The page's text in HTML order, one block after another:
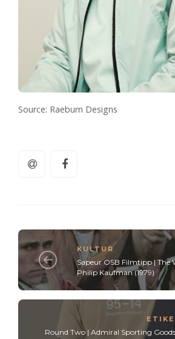
Source: Raeburn Designs
KULTUR
Sapeur OSB Filmtipp | The
Philip Kaufman (1979)
Round Two | Admiral Sporting